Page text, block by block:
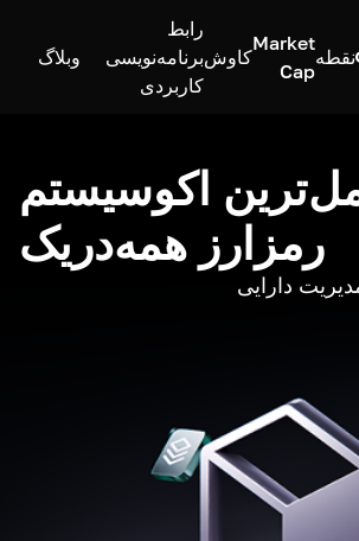
نقطه
Market
Cap
کاوش
رابط
برنامه‌نویسی
کاربردی
وبلاگ
اکوسیستم
رمزارز همه‌در‌یک
دارایی